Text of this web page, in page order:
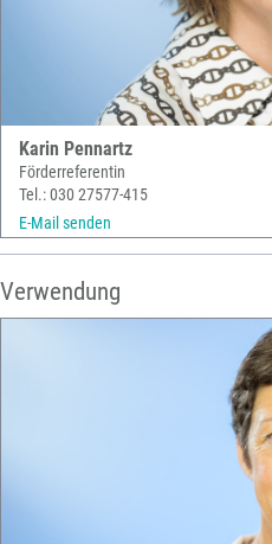
Karin Pennartz
Förderreferentin
Tel.: 030 27577-415
E-Mail senden
Verwendung